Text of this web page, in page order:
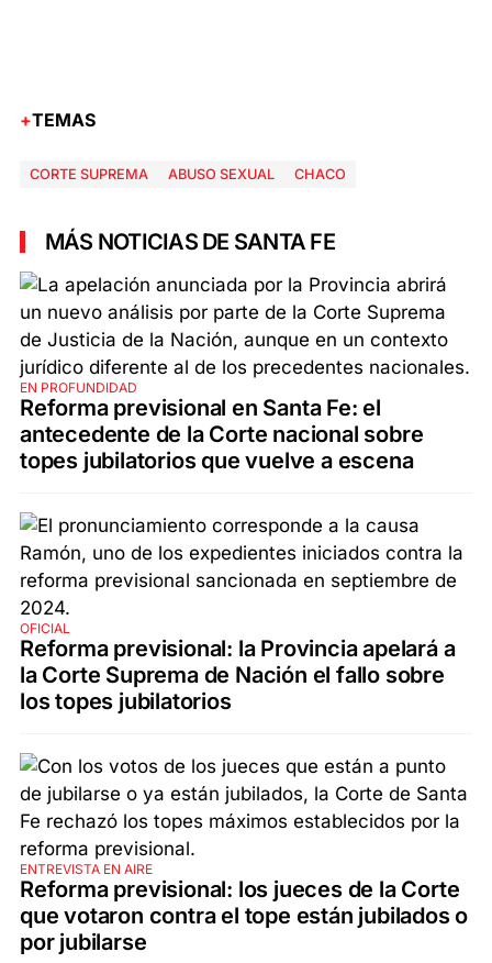
TEMAS
CORTE SUPREMA ABUSO SEXUAL CHACO
MÁS NOTICIAS DE SANTA FE
EN PROFUNDIDAD
Reforma previsional en Santa Fe: el
antecedente de la Corte nacional sobre
topes jubilatorios que vuelve a escena
OFICIAL
Reforma previsional: la Provincia apelará a
la Corte Suprema de Nación el fallo sobre
los topes jubilatorios
ENTREVISTA EN AIRE
Reforma previsional: los jueces de la Corte
que votaron contra el tope están jubilados o
por jubilarse